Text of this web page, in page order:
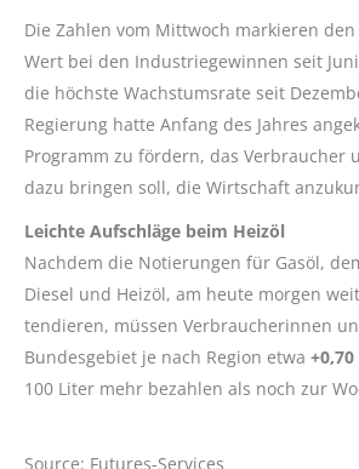
Die Zahlen vom Mittwoch markieren
Wert bei den Industriegewinnen seit
die höchste Wachstumsrate seit
Regierung hatte Anfang des Jahres
Programm zu fördern, das Verbraucher
dazu bringen soll, die Wirtschaft
Leichte Aufschläge beim Heizöl
Nachdem die Notierungen für Gasöl,
Diesel und Heizöl, am heute morgen
tendieren, müssen Verbraucherinnen
Bundesgebiet je nach Region etwa
100 Liter mehr bezahlen als noch zur
Source: Futures-Services